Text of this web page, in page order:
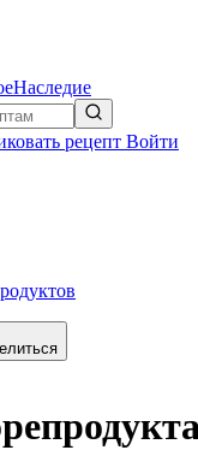
Наследие
рецепт Войти